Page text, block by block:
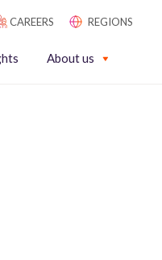
CAREERS REGIONS
About us